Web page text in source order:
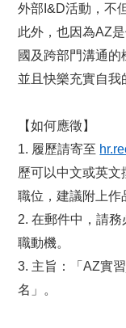
外部I&D活動，不
此外，也因為AZ
國及跨部門溝通的
並且快樂充實自我
【如何應徵】
1. 履歷請寄至
歷可以中文或英文
職位，建議附上作
2.在郵件中，請
職動機。
3. 主旨：「AZ實
名」。